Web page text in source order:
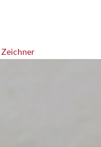
Zeichner